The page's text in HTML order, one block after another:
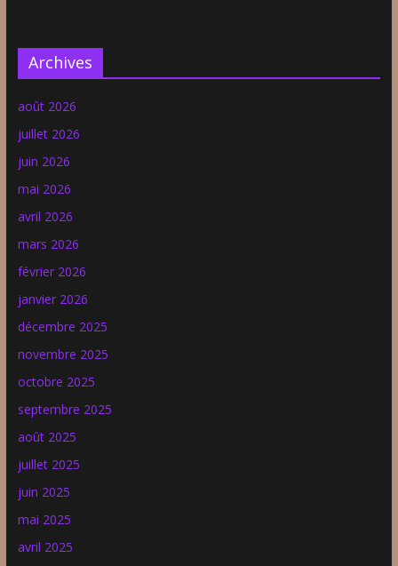
Archives
août 2026
juillet 2026
juin 2026
mai 2026
avril 2026
mars 2026
février 2026
janvier 2026
décembre 2025
novembre 2025
octobre 2025
septembre 2025
août 2025
juillet 2025
juin 2025
mai 2025
avril 2025